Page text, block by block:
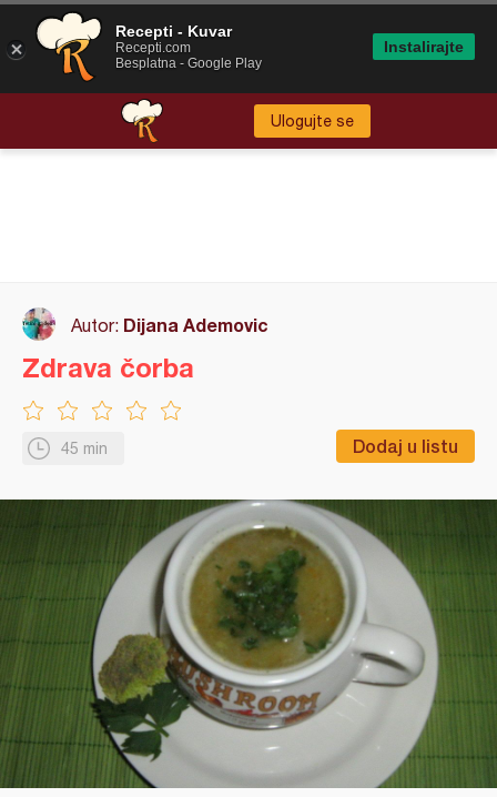
Ulogujte se
Autor: Dijana Ademovic
45 min Dodaj u listu
Zdrava čorba
Recepti - Kuvar
Recepti.com
Besplatna - Google Play
Instalirajte